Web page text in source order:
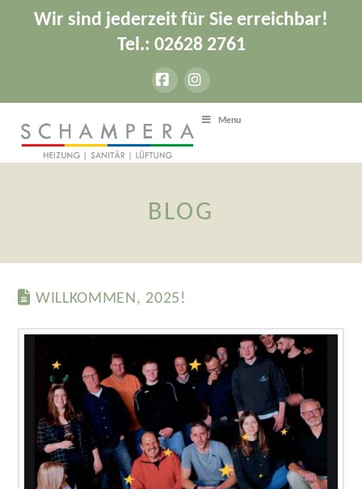
Wir sind jederzeit für Sie erreichbar!
Tel.: 02628 2761
FacebookInstagram
Menu
BLOG
WILLKOMMEN, 2025!